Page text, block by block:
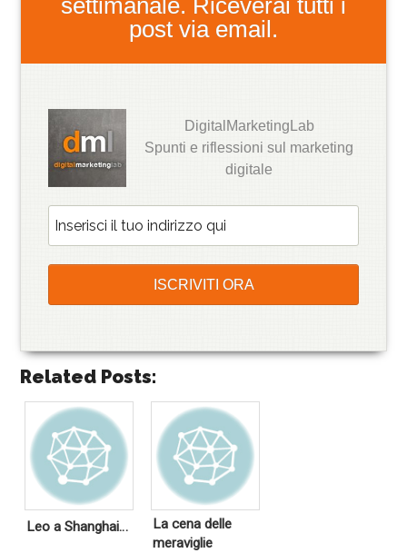
settimanale. Riceverai tutti i
post via email.
DigitalMarketingLab
Spunti e riflessioni sul marketing
digitale
Related Posts:
Leo a Shanghai…
La cena delle
meraviglie